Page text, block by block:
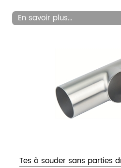
En savoir plus...
Tes à souder sans parties